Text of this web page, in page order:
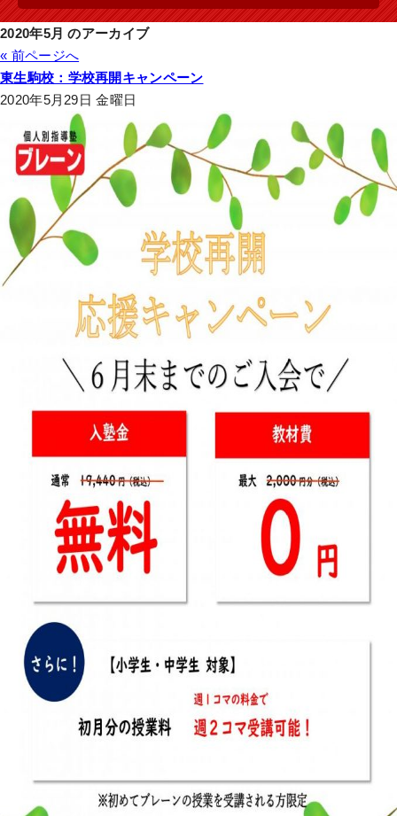
2020年5月 のアーカイブ
« 前ページへ
東生駒校：学校再開キャンペーン
2020年5月29日 金曜日